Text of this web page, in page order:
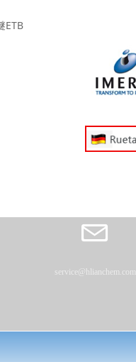
ETB
service@hlianchem.com